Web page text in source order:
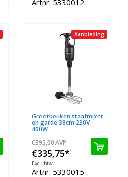
Artnr: 5330012
Aanbieding
Grootkeuken staafmixer
en garde 38cm 230V
400W
€395,00AVP
€335,75*
Excl. btw
Artnr: 5330015